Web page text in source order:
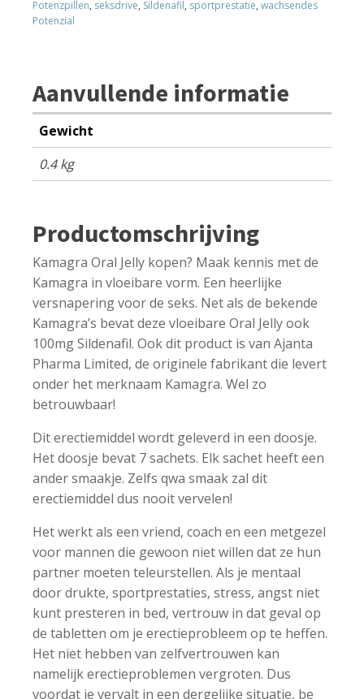
Potenzpillen, seksdrive, Sildenafil, sportprestatie, wachsendes
Potenzial
Aanvullende informatie
Gewicht
0.4 kg
Productomschrijving
Kamagra Oral Jelly kopen? Maak kennis met de
Kamagra in vloeibare vorm. Een heerlijke
versnapering voor de seks. Net als de bekende
Kamagra’s bevat deze vloeibare Oral Jelly ook
100mg Sildenafil. Ook dit product is van Ajanta
Pharma Limited, de originele fabrikant die levert
onder het merknaam Kamagra. Wel zo
betrouwbaar!
Dit erectiemiddel wordt geleverd in een doosje.
Het doosje bevat 7 sachets. Elk sachet heeft een
ander smaakje. Zelfs qwa smaak zal dit
erectiemiddel dus nooit vervelen!
Het werkt als een vriend, coach en een metgezel
voor mannen die gewoon niet willen dat ze hun
partner moeten teleurstellen. Als je mentaal
door drukte, sportprestaties, stress, angst niet
kunt presteren in bed, vertrouw in dat geval op
de tabletten om je erectieprobleem op te heffen.
Het niet hebben van zelfvertrouwen kan
namelijk erectieproblemen vergroten. Dus
voordat je vervalt in een dergelijke situatie, be